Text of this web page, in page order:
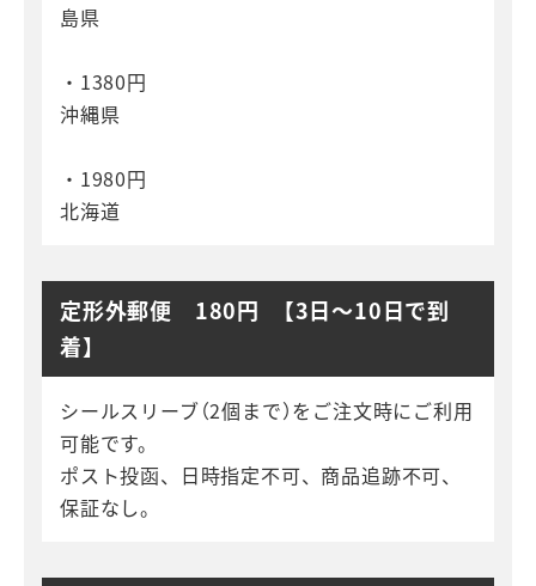
島県
・1380円
沖縄県
・1980円
北海道
定形外郵便 180円 【3日～10日で到
着】
シールスリーブ（2個まで）をご注文時にご利用
可能です。
ポスト投函、日時指定不可、商品追跡不可、
保証なし。